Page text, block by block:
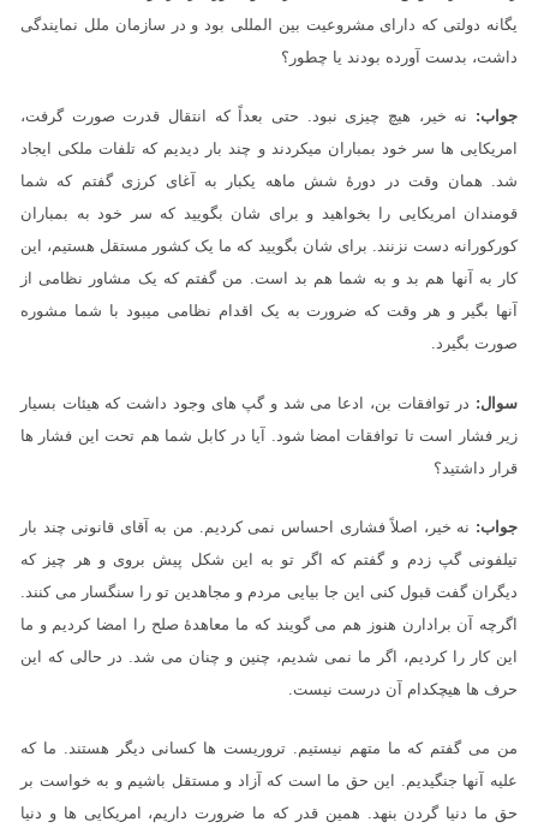
یگانه دولتی که دارای مشروعیت بین المللی بود و در سازمان ملل نمایندگی
داشت، بدست آورده بودند یا چطور؟
جواب: نه خیر، هیچ چیزی نبود. حتی بعداً که انتقال قدرت صورت گرفت،
امریکایی ها سر خود بمباران میکردند و چند بار دیدیم که تلفات ملکی ایجاد
شد. همان وقت در دورۀ شش ماهه یکبار به آغای کرزی گفتم که شما
قومندان امریکایی را بخواهید و برای شان بگویید که سر خود به بمباران
کورکورانه دست نزنند. برای شان بگویید که ما یک کشور مستقل هستیم، این
کار به آنها هم بد و به شما هم بد است. من گفتم که یک مشاور نظامی از
آنها بگیر و هر وقت که ضرورت به یک اقدام نظامی میبود با شما مشوره
صورت بگیرد.
سوال: در توافقات بن، ادعا می شد و گپ های وجود داشت که هیئات بسیار
زیر فشار است تا توافقات امضا شود. آیا در کابل شما هم تحت این فشار ها
قرار داشتید؟
جواب: نه خیر، اصلاً فشاری احساس نمی کردیم. من به آقای قانونی چند بار
تیلفونی گپ زدم و گفتم که اگر تو به این شکل پیش بروی و هر چیز که
دیگران گفت قبول کنی این جا بیایی مردم و مجاهدین تو را سنگسار می کنند.
اگرچه آن برادارن هنوز هم می گویند که ما معاهدۀ صلح را امضا کردیم و ما
این کار را کردیم، اگر ما نمی شدیم، چنین و چنان می شد. در حالی که این
حرف ها هیچکدام آن درست نیست.
من می گفتم که ما متهم نیستیم. تروریست ها کسانی دیگر هستند. ما که
علیه آنها جنگیدیم. این حق ما است که آزاد و مستقل باشیم و به خواست بر
حق ما دنیا گردن بنهد. همین قدر که ما ضرورت داریم، امریکایی ها و دنیا